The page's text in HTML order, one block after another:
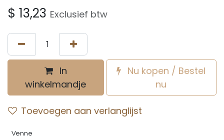
$ 13,23 Exclusief btw
In
winkelmandje
Nu kopen / Bestel
nu
Toevoegen aan verlanglijst
Venne